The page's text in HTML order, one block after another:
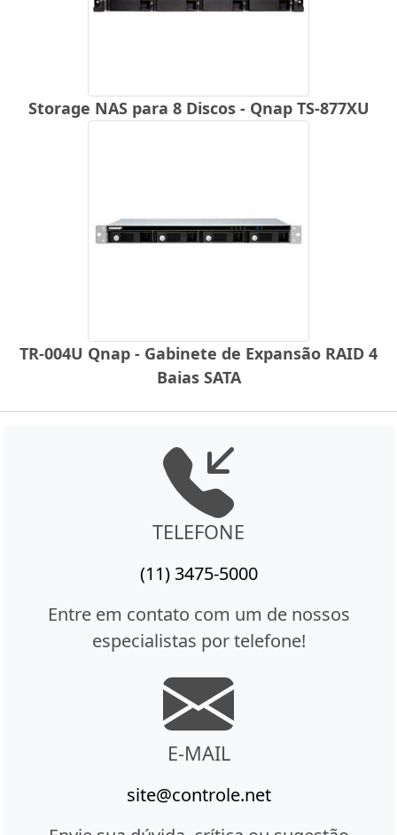
Storage NAS para 8 Discos - Qnap TS-877XU
TR-004U Qnap - Gabinete de Expansão RAID 4
Baias SATA
TELEFONE
(11) 3475-5000
Entre em contato com um de nossos
especialistas por telefone!
E-MAIL
site@controle.net